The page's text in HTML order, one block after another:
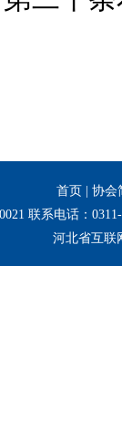
首页
协会
联系电话：
河北省互联